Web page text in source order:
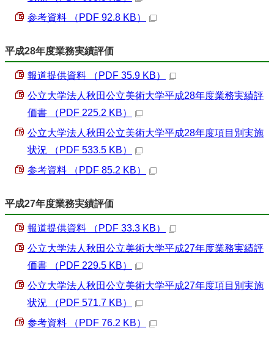
参考資料 （PDF 92.8 KB）
平成28年度業務実績評価
報道提供資料 （PDF 35.9 KB）
公立大学法人秋田公立美術大学平成28年度業務実績評
価書 （PDF 225.2 KB）
公立大学法人秋田公立美術大学平成28年度項目別実施
状況 （PDF 533.5 KB）
参考資料 （PDF 85.2 KB）
平成27年度業務実績評価
報道提供資料 （PDF 33.3 KB）
公立大学法人秋田公立美術大学平成27年度業務実績評
価書 （PDF 229.5 KB）
公立大学法人秋田公立美術大学平成27年度項目別実施
状況 （PDF 571.7 KB）
参考資料 （PDF 76.2 KB）